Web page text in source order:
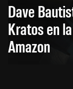
Dave
Kratos en
Amazon